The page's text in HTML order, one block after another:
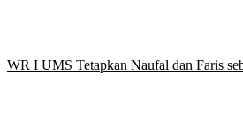
WR I UMS Tetapkan Naufal dan Faris